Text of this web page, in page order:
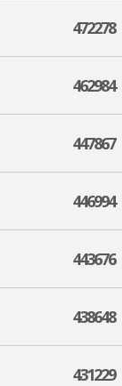
472278
462984
447867
446994
443676
438648
431229